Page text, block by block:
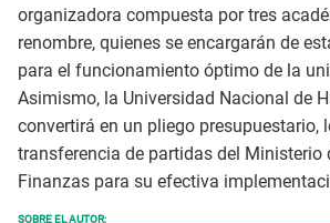
organizadora compuesta por tres
renombre, quienes se encargarán de
para el funcionamiento óptimo de la
Asimismo, la Universidad Nacional de
convertirá en un pliego presupuestario,
transferencia de partidas del Ministerio
Finanzas para su efectiva
SOBRE EL AUTOR: